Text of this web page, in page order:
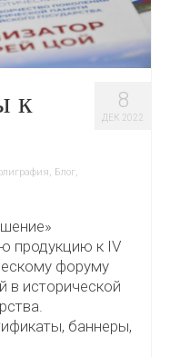
8
ДЕК 2022
к
, Блог,
продукцию к IV
форуму
в исторической
баннеры,